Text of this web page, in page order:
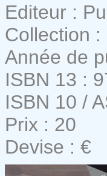
Editeur :
Collection
Année de
ISBN 13 :
ISBN 10 /
Prix : 20
Devise : €